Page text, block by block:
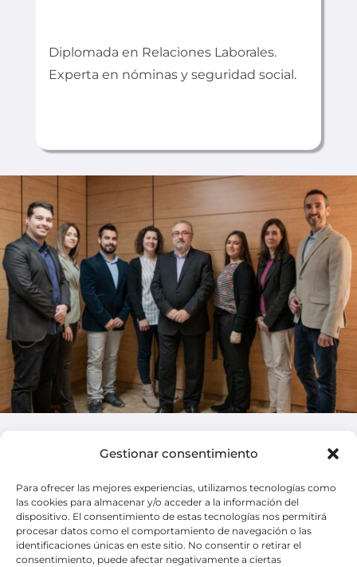
Gestionar consentimiento
Para ofrecer las mejores experiencias, utilizamos tecnologías como
las cookies para almacenar y/o acceder a la información del
dispositivo. El consentimiento de estas tecnologías nos permitirá
procesar datos como el comportamiento de navegación o las
identificaciones únicas en este sitio. No consentir o retirar el
consentimiento, puede afectar negativamente a ciertas
Diplomada en Relaciones Laborales.
Experta en nóminas y seguridad social.
Política de Privacidad
Aviso Legal
Política de cookies